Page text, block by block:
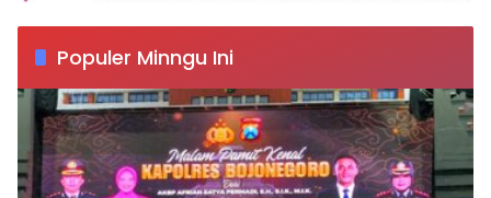
Populer Minngu Ini